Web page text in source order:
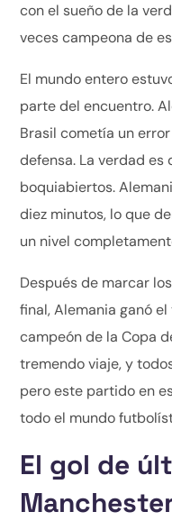
con el sueño de la
veces campeona de
El mundo entero
parte del encuentro.
Brasil cometía un
defensa. La verdad es
boquiabiertos.
diez minutos, lo que
un nivel
Después de marcar
final, Alemania ganó
campeón de la Copa
tremendo viaje, y
pero este partido en
todo el mundo
El gol de